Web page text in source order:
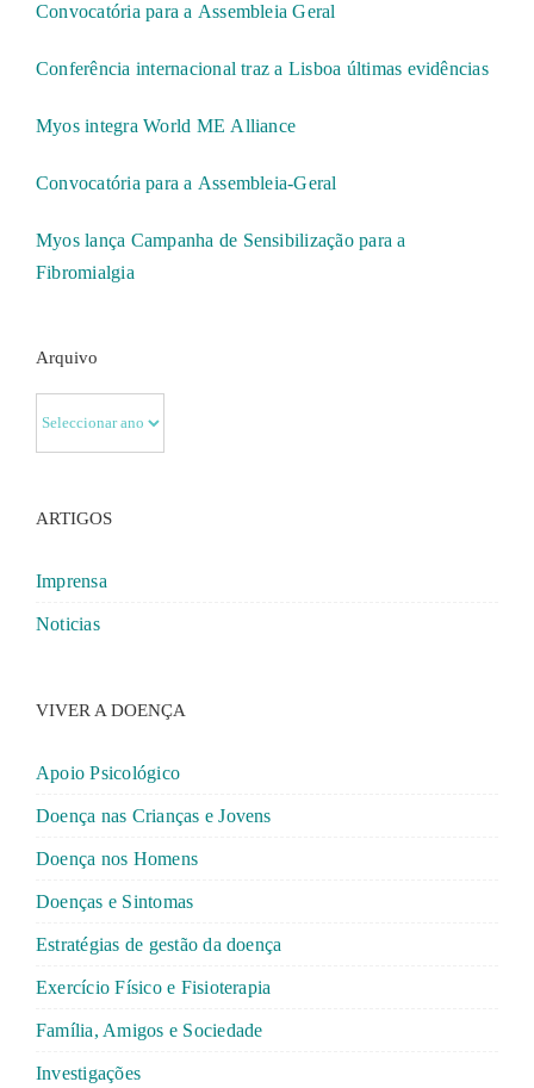
Convocatória para a Assembleia Geral
Conferência internacional traz a Lisboa últimas evidências
Myos integra World ME Alliance
Convocatória para a Assembleia-Geral
Myos lança Campanha de Sensibilização para a
Fibromialgia
Arquivo
ARTIGOS
Imprensa
Noticias
VIVER A DOENÇA
Apoio Psicológico
Doença nas Crianças e Jovens
Doença nos Homens
Doenças e Sintomas
Estratégias de gestão da doença
Exercício Físico e Fisioterapia
Família, Amigos e Sociedade
Investigações